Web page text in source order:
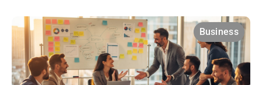
Business